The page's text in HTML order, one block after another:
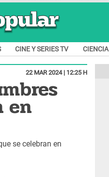
CINE Y SERIES TV CIENCIA
22 MAR 2024 | 12:25 H
en
se celebran en